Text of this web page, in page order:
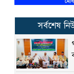
সর্বশেষ